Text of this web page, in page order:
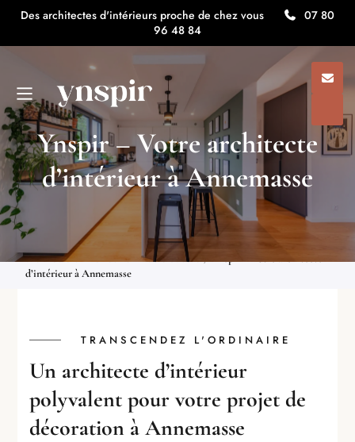
Des architectes d'intérieurs proche de chez vous
07 80
96 48 84
Ynspir – Votre architecte
d’intérieur à Annemasse
Architecte d'intérieur ynspir/Ynspir, architectes d’intérieurs
minimalistes en Auvergne Rhône Alpes
Ynspir – Votre
architecte d’intérieur en Haute-Savoie/
d’intérieur à Annemasse
TRANSCENDEZ L'ORDINAIRE
Un architecte d’intérieur
polyvalent pour votre projet de
décoration à Annemasse